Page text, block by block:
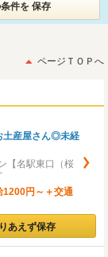
件を 保存
ページＴＯＰへ
土産屋さん◎未経
【名駅東口（桜
円～＋交通
あえず保存